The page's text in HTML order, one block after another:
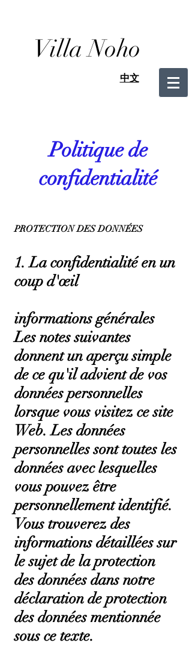
Villa Noho
中文
Politique de
confidentialité
PROTECTION DES DONNÉES
1. La confidentialité en un
coup d'œil
informations générales
Les notes suivantes
donnent un aperçu simple
de ce qu'il advient de vos
données personnelles
lorsque vous visitez ce site
Web. Les données
personnelles sont toutes les
données avec lesquelles
vous pouvez être
personnellement identifié.
Vous trouverez des
informations détaillées sur
le sujet de la protection
des données dans notre
déclaration de protection
des données mentionnée
sous ce texte.